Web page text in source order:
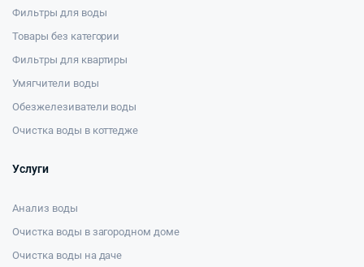
Фильтры для воды
Товары без категории
Фильтры для квартиры
Умягчители воды
Обезжелезиватели воды
Очистка воды в коттедже
Услуги
Анализ воды
Очистка воды в загородном доме
Очистка воды на даче